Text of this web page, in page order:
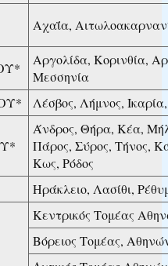
Αχαΐα,
Αργολίδα, Κορινθία,
Μεσσηνία
Λέσβος, Λήμνος,
Άνδρος, Θήρα, Κέα,
Πάρος, Σύρος, Τήνος,
Κως, Ρόδος
Ηράκλειο, Λασίθι,
Κεντρικός Τομέας
Βόρειος Τομέας,